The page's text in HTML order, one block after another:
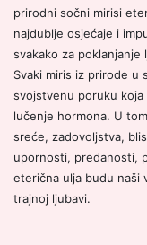
prirodni sočni mirisi
najdublje osjećaje i
svakako za poklanjanje
Svaki miris iz prirode u
svojstvenu poruku
lučenje hormona. U
sreće, zadovoljstva,
upornosti, predanosti,
eterična ulja budu naši
trajnoj ljubavi.